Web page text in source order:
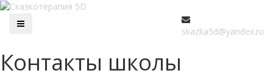
skazka5d@yandex.ru
Контакты школы